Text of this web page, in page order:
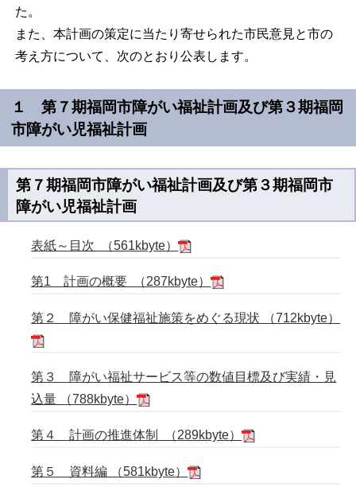
た。
また、本計画の策定に当たり寄せられた市民意見と市の
考え方について、次のとおり公表します。
１ 第７期福岡市障がい福祉計画及び第３期福岡
市障がい児福祉計画
第７期福岡市障がい福祉計画及び第３期福岡市
障がい児福祉計画
表紙～目次 （561kbyte）
第1 計画の概要 （287kbyte）
第２ 障がい保健福祉施策をめぐる現状 （712kbyte）
第３ 障がい福祉サービス等の数値目標及び実績・見
込量 （788kbyte）
第４ 計画の推進体制 （289kbyte）
第５ 資料編 （581kbyte）